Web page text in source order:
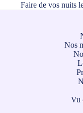
Faire de vos nuits
Nos
Vu